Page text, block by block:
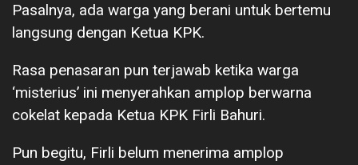
Pasalnya, ada warga yang berani untuk bertemu
langsung dengan Ketua KPK.
Rasa penasaran pun terjawab ketika warga
‘misterius’ ini menyerahkan amplop berwarna
cokelat kepada Ketua KPK Firli Bahuri.
Pun begitu, Firli belum menerima amplop